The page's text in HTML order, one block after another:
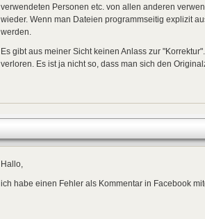
verwendeten Personen etc. von allen anderen
wieder. Wenn man Dateien programmseitig explizit
werden.
Es gibt aus meiner Sicht keinen Anlass zur
verloren. Es ist ja nicht so, dass man sich den
Hallo,
ich habe einen Fehler als Kommentar in Facebook